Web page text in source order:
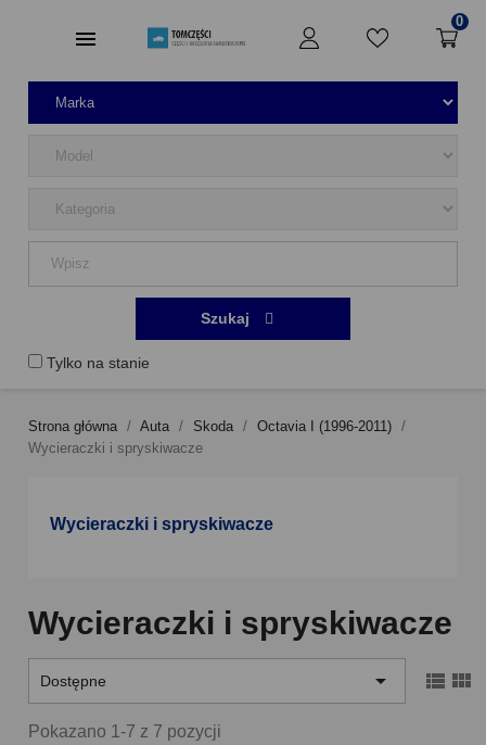
0
Tylko na stanie
Szukaj
Strona główna Auta Skoda
Octavia I (1996-2011)
Wycieraczki i spryskiwacze
Wycieraczki i spryskiwacze
Wycieraczki i spryskiwacze
Dostępne   
Pokazano 1-7 z 7 pozycji